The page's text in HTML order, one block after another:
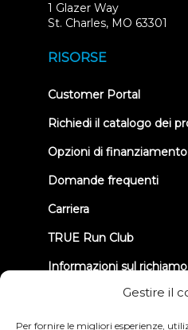
Gestire il
Per fornire le migliori esperienze,
1 Glazer Way
St. Charles, MO 63301
RISORSE
Customer Portal(opens
new
Richiedi il catalogo dei
Opzioni di finanziamento
Domande frequenti
Carriera
TRUE Run Club
Informazioni sul richiamo